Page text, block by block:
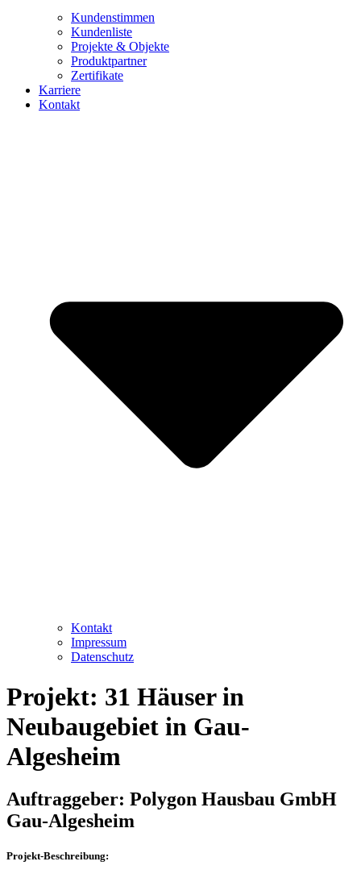
Kundenstimmen
Kundenliste
Projekte & Objekte
Produktpartner
Zertifikate
Karriere
Kontakt
Kontakt
Impressum
Datenschutz
Projekt: 31 Häuser in
Neubaugebiet in Gau-
Algesheim
Auftraggeber: Polygon Hausbau GmbH
Gau-Algesheim
Projekt-Beschreibung: